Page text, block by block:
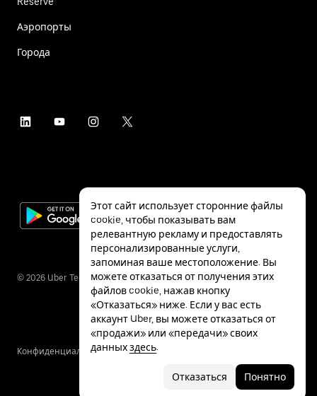
Аэропорты
Города
© 2026 Uber Technologies Inc.
КонфиденциальностьСпециальные
Этот сайт использует сторонние файлы
cookie, чтобы показывать вам
релевантную рекламу и предоставлять
персонализированные услуги,
запоминая ваше местоположение. Вы
можете отказаться от получения этих
файлов cookie, нажав кнопку
«Отказаться» ниже. Если у вас есть
аккаунт Uber, вы можете отказаться от
«продажи» или «передачи» своих
данныхздесь.
Отказаться Понятно